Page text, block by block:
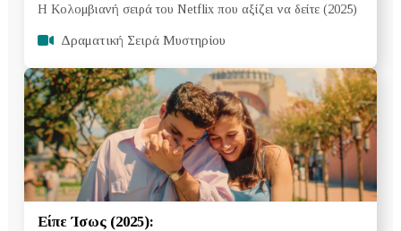
H Κολομβιανή σειρά του Netflix που αξίζει να δείτε (2025)
Δραματική Σειρά Μυστηρίου
Είπε Ίσως (2025):